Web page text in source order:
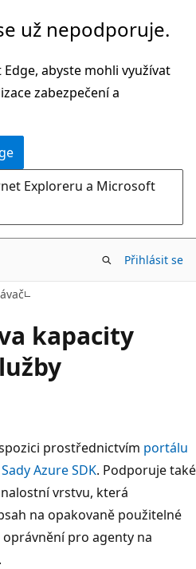
už nepodporuje.
abyste mohli využívat
zabezpečení a
Exploreru a Microsoft
Přihlásit se
kapacity
prostřednictvím portálu
Sady Azure SDK. Podporuje také
vrstvu, která
na opakovaně použitelné
pro agenty na